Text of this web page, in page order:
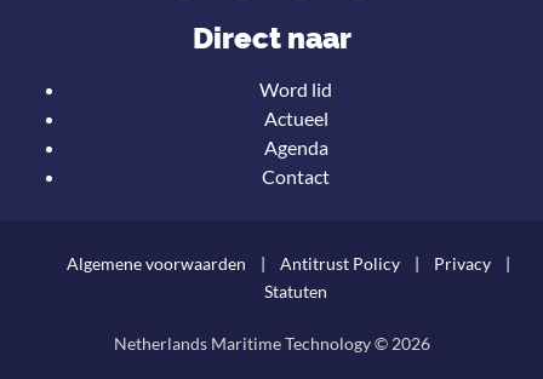
LinkedinYouTube
Direct naar
Word lid
Actueel
Agenda
Contact
Algemene voorwaarden Antitrust Policy
Privacy
Statuten
Netherlands Maritime Technology © 2026
ontvangen?